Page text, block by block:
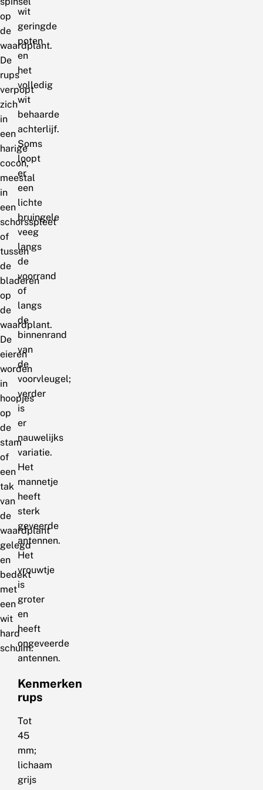
op
de
waardplant.
De
rups
verpopt
zich
in
een
harige
cocon,
meestal
in
een
schorsspleet
of
tussen
de
bladeren
op
de
waardplant.
De
eieren
worden
in
hoopjes
op
de
stam
of
een
tak
van
de
waardplant
gelegd
en
bedekt
met
een
wit
hard
schuim.
wit
geringde
poten
en
het
volledig
wit
behaarde
achterlijf.
Soms
loopt
er
een
lichte
bruingele
veeg
langs
de
voorrand
of
langs
de
binnenrand
van
de
voorvleugel;
verder
is
er
nauwelijks
variatie.
Het
mannetje
heeft
sterk
geveerde
antennen.
Het
vrouwtje
is
groter
en
heeft
ongeveerde
antennen.
Kenmerken
rups
Tot
45
mm;
lichaam
grijs